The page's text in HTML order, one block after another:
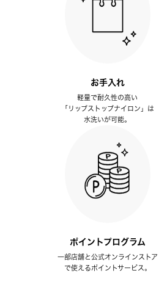
お手入れ
軽量で耐久性の高い
「リップストップナイロン」は
水洗いが可能。
ポイントプログラム
一部店舗と公式オンラインストア
で使えるポイントサービス。